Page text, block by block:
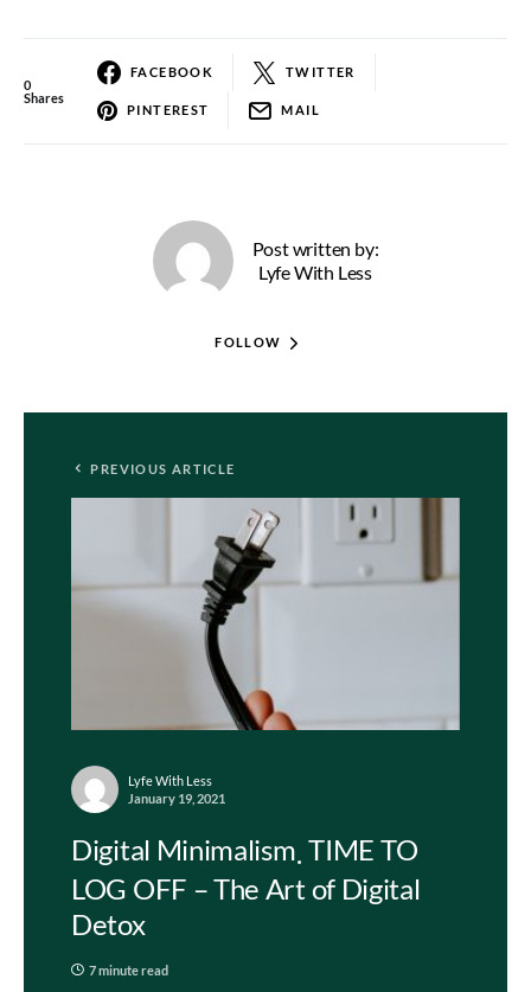
0
Shares
FACEBOOK TWITTER
PINTEREST MAIL
Post written by:
Lyfe With Less
FOLLOW
PREVIOUS ARTICLE
Lyfe With Less
January 19, 2021
Digital Minimalism TIME TO
LOG OFF – The Art of Digital
Detox
7 minute read